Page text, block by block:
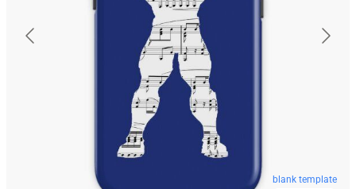
blank template